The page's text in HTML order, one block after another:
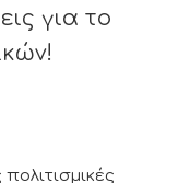
για το